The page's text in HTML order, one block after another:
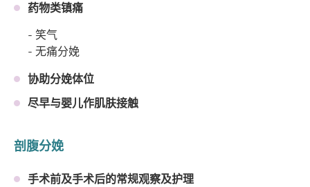
药物类镇痛
- 笑气
- 无痛分娩
协助分娩体位
尽早与婴儿作肌肤接触
剖腹分娩
手术前及手术后的常规观察及护理